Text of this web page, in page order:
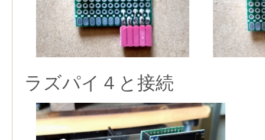
ラズパイ４と接続